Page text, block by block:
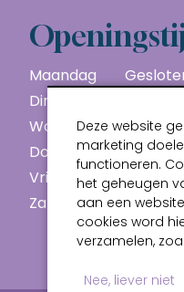
Maandag
Dinsdag
Woensdag
10:00 -
Donderdag
10:00 -
Vrijdag
10:00 -
Zaterdag
10:00 -
Deze website
marketing
functioneren.
het geheugen
aan een
cookies word
verzamelen,
Nee, liever niet